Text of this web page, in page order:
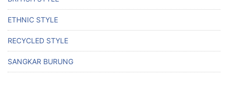
ETHNIC STYLE
RECYCLED STYLE
SANGKAR BURUNG